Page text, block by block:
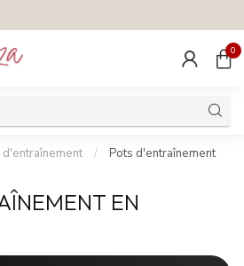
0
d'entraînement /
Pots d'entraînement
EN